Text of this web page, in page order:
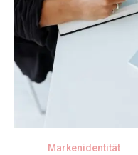
Markenidentität